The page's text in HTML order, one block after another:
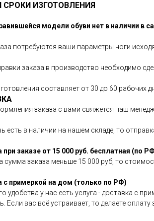
СРОКИ ИЗГОТОВЛЕНИЯ
модели обуви нет в наличии в
потребуются ваши параметры ноги
заказа в производство необходимо
составляет от 30 до 60 рабочих
заказа с вами свяжется наш
есть в наличии на нашем складе, то
при заказе от 15 000 руб. бесплатная (по
сумма заказа меньше 15 000 руб, то
с примеркой на дом (только по РФ)
удобства у нас есть услуга - доставка с
Если вас всё устраивает, то делаете